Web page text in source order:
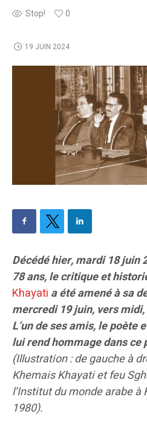
Stop! 0
19 JUIN 2024
Décédé hier, mardi 18 juin
78 ans, le critique et
Khayati a été amené à sa
mercredi 19 juin, vers
L’un de ses amis, le poète
lui rend hommage dans ce
(Illustration : de gauche à
Khemais Khayati et feu
l’Institut du monde arabe à
1980).